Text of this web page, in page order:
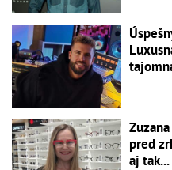
pred
aj